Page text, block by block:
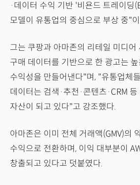
·데이터 수익 기반 '비욘드 트레이
모델이 유통업의 중심으로 부상 중"
그는 쿠팡과 아마존의 리테일 미디어
구매 데이터를 기반으로 한 광고는
수익성을 만들어낸다"며, "유통업체
데이터는 검색·추천·콘텐츠·CRM
자산이 되고 있다"고 강조했다.
아마존은 이미 전체 거래액(GMV)의
수익으로 전환하며, 이익 대부분이
창출되고 있다고 덧붙였다.